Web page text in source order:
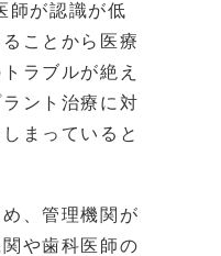
師が認識が低
ことから医療
ラブルが絶え
ント治療に対
まっていると
、管理機関が
や歯科医師の